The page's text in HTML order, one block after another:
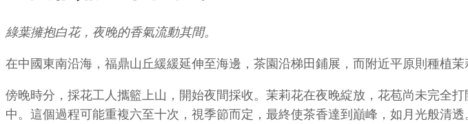
綠葉擁抱白花，夜晚的香氣流動其間。
在中國東南沿海，福鼎山丘緩緩延伸至海邊，茶園沿梯田鋪展，而附近平原則種植茉
傍晚時分，採花工人攜籃上山，開始夜間採收。茉莉花在夜晚綻放，花苞尚未完全
中。這個過程可能重複六至十次，視季節而定，最終使茶香達到巔峰，如月光般清透